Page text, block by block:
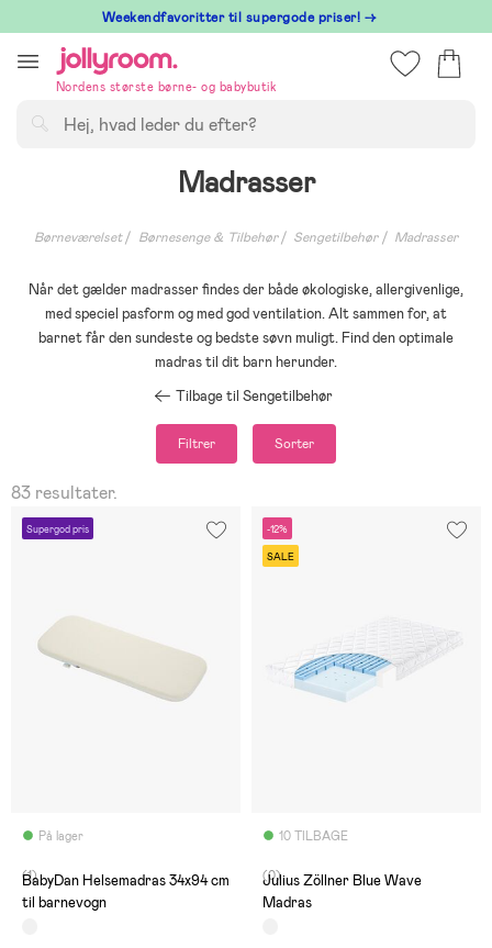
till
innehållet
⁠ Weekendfavoritter til supergode priser! →
Nordens største børne- og babybutik
Madrasser
Børneværelset Børnesenge & Tilbehør Sengetilbehør Madrasser
Når det gælder madrasser findes der både økologiske, allergivenlige,
med speciel pasform og med god ventilation. Alt sammen for, at
barnet får den sundeste og bedste søvn muligt. Find den optimale
madras til dit barn herunder.
Tilbage til Sengetilbehør
Filtrer Sorter
83 resultater.
Supergod pris
På lager
(1)
BabyDan Helsemadras 34x94 cm
til barnevogn
-12%
SALE
10 TILBAGE
(0)
Julius Zöllner Blue Wave
Madras